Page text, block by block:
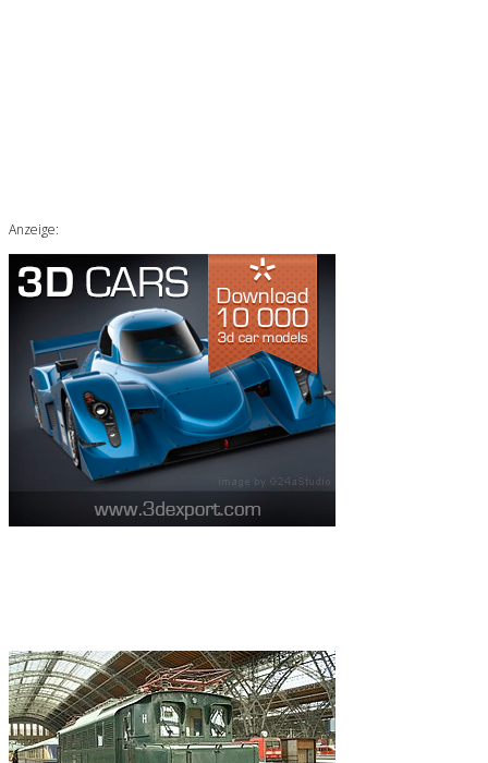
Anzeige: